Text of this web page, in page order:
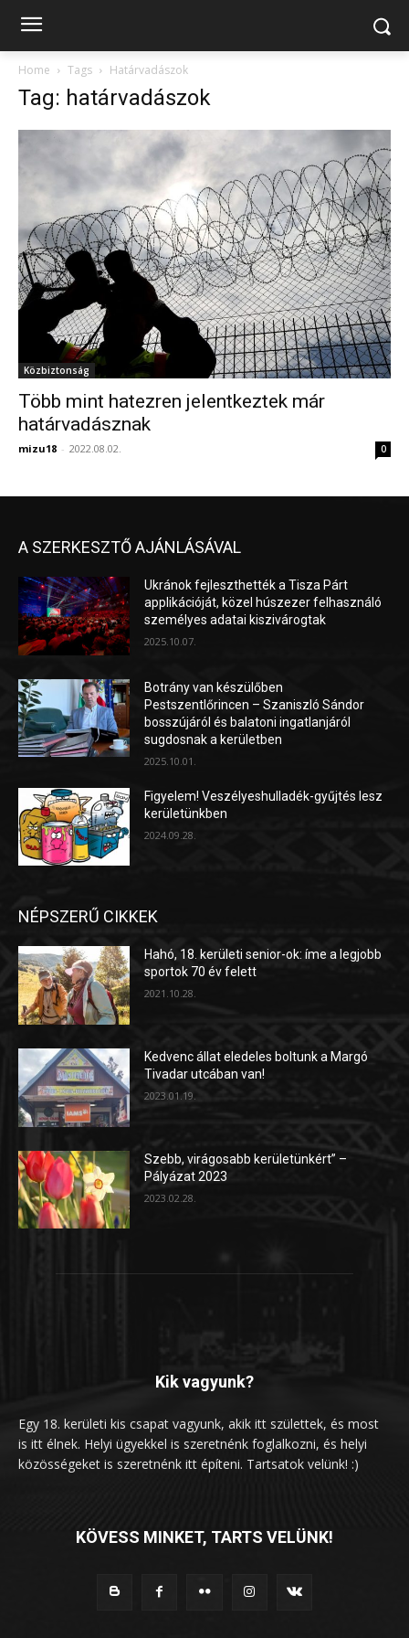
Home Tags Határvadászok
Tag: határvadászok
Közbiztonság
Több mint hatezren jelentkeztek már
határvadásznak
mizu18 - 2022.08.02. 0
A SZERKESZTŐ AJÁNLÁSÁVAL
Ukránok fejleszthették a Tisza Párt
applikációját, közel húszezer felhasználó
személyes adatai kiszivárogtak
2025.10.07.
Botrány van készülőben
Pestszentlőrincen – Szaniszló Sándor
bosszújáról és balatoni ingatlanjáról
sugdosnak a kerületben
2025.10.01.
Figyelem! Veszélyeshulladék-gyűjtés lesz
kerületünkben
2024.09.28.
NÉPSZERŰ CIKKEK
Hahó, 18. kerületi senior-ok: íme a legjobb
sportok 70 év felett
2021.10.28.
Kedvenc állat eledeles boltunk a Margó
Tivadar utcában van!
2023.01.19.
Szebb, virágosabb kerületünkért” –
Pályázat 2023
2023.02.28.
Kik vagyunk?
Egy 18. kerületi kis csapat vagyunk, akik itt születtek, és most
is itt élnek. Helyi ügyekkel is szeretnénk foglalkozni, és helyi
közösségeket is szeretnénk itt építeni. Tartsatok velünk! :)
KÖVESS MINKET, TARTS VELÜNK!